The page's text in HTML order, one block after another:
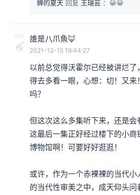
本集编辑：Waiting
蝉的夏天 回复 王瑞芸 ：😀😀
誰是八爪魚🦊
2021-12-15 16:44:27
以前总觉得沃霍尔已经被讲烂
得去多看一眼，心想：切！又
吗？
但这次这么多集听下来，还是
这最后一集正好经过楼下的小
博物馆啊！可要好好逛逛！
或许，作为一个赤裸裸的当代
的当代性审美之中，成天仰头